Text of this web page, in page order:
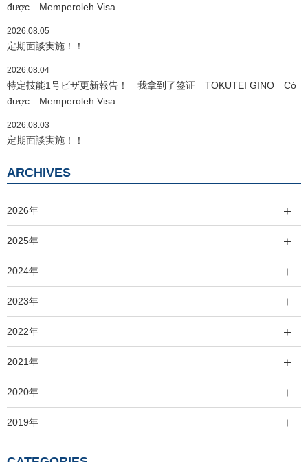
được Memperoleh Visa
2026.08.05
定期面談実施！！
2026.08.04
特定技能1号ビザ更新報告！ 我拿到了签证 TOKUTEI GINO Có
được Memperoleh Visa
2026.08.03
定期面談実施！！
ARCHIVES
2026年
2025年
2024年
2023年
2022年
2021年
2020年
2019年